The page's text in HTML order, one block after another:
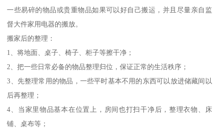
一些易碎的物品或贵重物品如果可以好自己搬运，并且尽量亲自监
督大件家用电器的搬放。
搬家后的整理：
1、将地面、桌子、椅子、柜子等擦干净；
2、把一些日常必备的物品整理归位，保证正常的生活秩序；
3、先整理常用的物品，一些平时基本不用的东西可以放进储藏间以
后再整理；
4、当家里物品基本在位置上，房间也打扫干净后，整理衣物、床
铺、桌布等；